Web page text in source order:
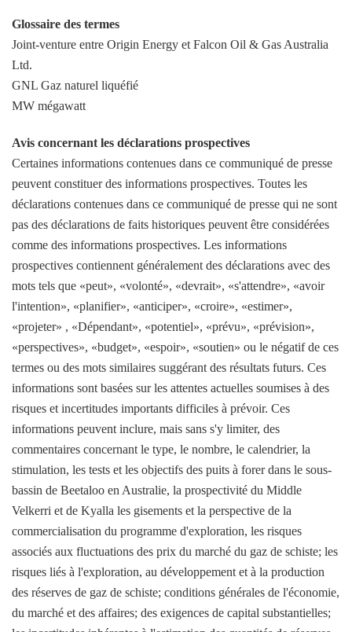
Glossaire des termes
Joint-venture entre Origin Energy et Falcon Oil & Gas Australia
Ltd.
GNL Gaz naturel liquéfié
MW mégawatt
Avis concernant les déclarations prospectives
Certaines informations contenues dans ce communiqué de presse
peuvent constituer des informations prospectives. Toutes les
déclarations contenues dans ce communiqué de presse qui ne sont
pas des déclarations de faits historiques peuvent être considérées
comme des informations prospectives. Les informations
prospectives contiennent généralement des déclarations avec des
mots tels que «peut», «volonté», «devrait», «s'attendre», «avoir
l'intention», «planifier», «anticiper», «croire», «estimer»,
«projeter» , «Dépendant», «potentiel», «prévu», «prévision»,
«perspectives», «budget», «espoir», «soutien» ou le négatif de ces
termes ou des mots similaires suggérant des résultats futurs. Ces
informations sont basées sur les attentes actuelles soumises à des
risques et incertitudes importants difficiles à prévoir. Ces
informations peuvent inclure, mais sans s'y limiter, des
commentaires concernant le type, le nombre, le calendrier, la
stimulation, les tests et les objectifs des puits à forer dans le sous-
bassin de Beetaloo en Australie, la prospectivité du Middle
Velkerri et de Kyalla les gisements et la perspective de la
commercialisation du programme d'exploration, les risques
associés aux fluctuations des prix du marché du gaz de schiste; les
risques liés à l'exploration, au développement et à la production
des réserves de gaz de schiste; conditions générales de l'économie,
du marché et des affaires; des exigences de capital substantielles;